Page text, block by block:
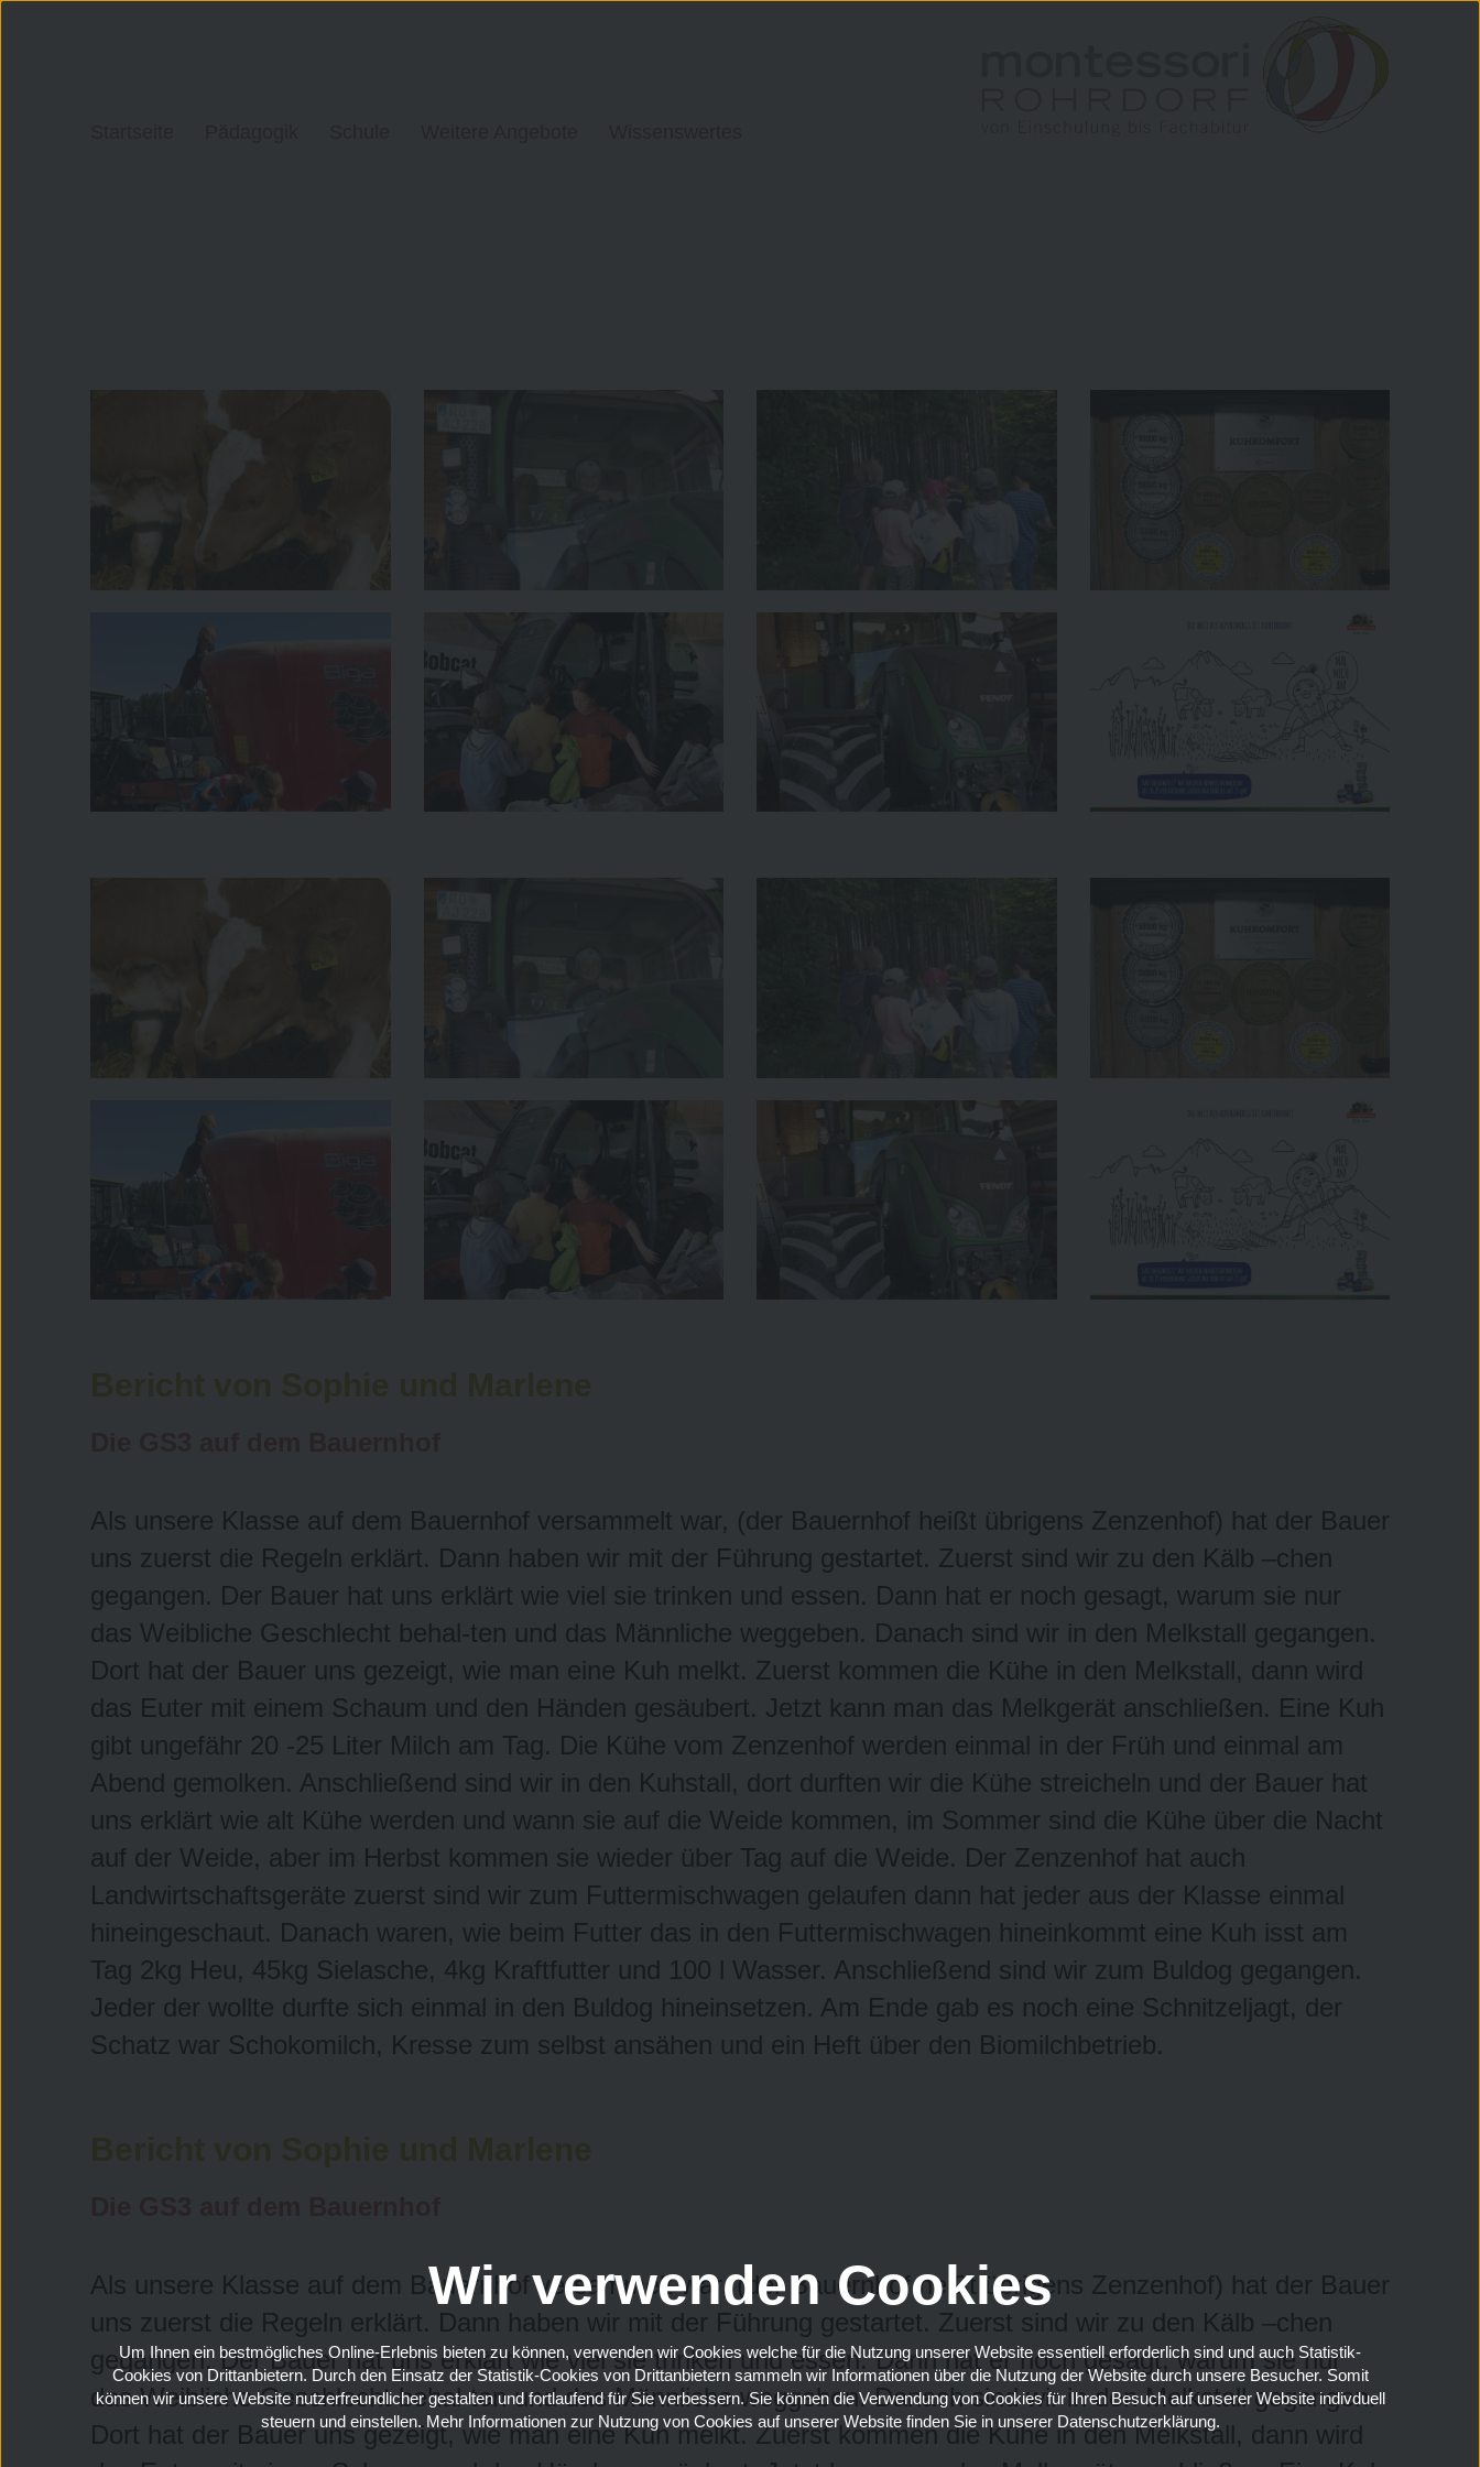
Als unsere Klasse auf dem Bauernhof versammelt war, (der Bauernhof heißt übrigens Zenzenhof) hat der Bauer
uns zuerst die Regeln erklärt. Dann haben wir mit der Führung gestartet. Zuerst sind wir zu den Kälb –chen
gegangen. Der Bauer hat uns erklärt wie viel sie trinken und essen. Dann hat er noch gesagt, warum sie nur
das Weibliche Geschlecht behal-ten und das Männliche weggeben. Danach sind wir in den Melkstall gegangen.
Dort hat der Bauer uns gezeigt, wie man eine Kuh melkt. Zuerst kommen die Kühe in den Melkstall, dann wird
das Euter mit einem Schaum und den Händen gesäubert. Jetzt kann man das Melkgerät anschließen. Eine Kuh
gibt ungefähr 20 -25 Liter Milch am Tag. Die Kühe vom Zenzenhof werden einmal in der Früh und einmal am
Abend gemolken. Anschließend sind wir in den Kuhstall, dort durften wir die Kühe streicheln und der Bauer hat
uns erklärt wie alt Kühe werden und wann sie auf die Weide kommen, im Sommer sind die Kühe über die Nacht
auf der Weide, aber im Herbst kommen sie wieder über Tag auf die Weide. Der Zenzenhof hat auch
Landwirtschaftsgeräte zuerst sind wir zum Futtermischwagen gelaufen dann hat jeder aus der Klasse einmal
hineingeschaut. Danach waren, wie beim Futter das in den Futtermischwagen hineinkommt eine Kuh isst am
Tag 2kg Heu, 45kg Sielasche, 4kg Kraftfutter und 100 l Wasser. Anschließend sind wir zum Buldog gegangen.
Jeder der wollte durfte sich einmal in den Buldog hineinsetzen. Am Ende gab es noch eine Schnitzeljagt, der
Schatz war Schokomilch, Kresse zum selbst ansähen und ein Heft über den Biomilchbetrieb.
Als unsere Klasse auf dem Bauernhof versammelt war, (der Bauernhof heißt übrigens Zenzenhof) hat der Bauer
uns zuerst die Regeln erklärt. Dann haben wir mit der Führung gestartet. Zuerst sind wir zu den Kälb –chen
gegangen. Der Bauer hat uns erklärt wie viel sie trinken und essen. Dann hat er noch gesagt, warum sie nur
das Weibliche Geschlecht behal-ten und das Männliche weggeben. Danach sind wir in den Melkstall gegangen.
Dort hat der Bauer uns gezeigt, wie man eine Kuh melkt. Zuerst kommen die Kühe in den Melkstall, dann wird
Wir verwenden Cookies
Um Ihnen ein bestmögliches Online-Erlebnis bieten zu können, verwenden wir Cookies welche für die Nutzung unserer Website essentiell erforderlich sind und auch Statistik-
Cookies von Drittanbietern. Durch den Einsatz der Statistik-Cookies von Drittanbietern sammeln wir Informationen über die Nutzung der Website durch unsere Besucher. Somit
können wir unsere Website nutzerfreundlicher gestalten und fortlaufend für Sie verbessern. Sie können die Verwendung von Cookies für Ihren Besuch auf unserer Website indivduell
steuern und einstellen. Mehr Informationen zur Nutzung von Cookies auf unserer Website finden Sie in unserer Datenschutzerklärung.